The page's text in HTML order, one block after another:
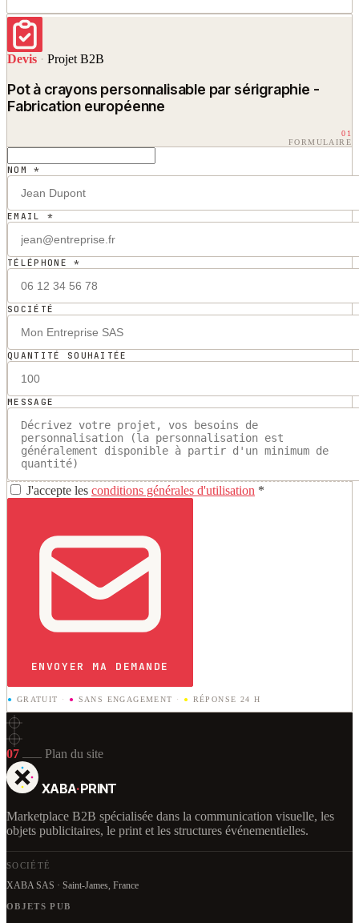
Devis · Projet B2B
Pot à crayons personnalisable par sérigraphie -
Fabrication européenne
01
FORMULAIRE
NOM *
EMAIL *
TÉLÉPHONE *
SOCIÉTÉ
QUANTITÉ SOUHAITÉE
MESSAGE
J'accepte les conditions générales d'utilisation *
ENVOYER MA DEMANDE
● GRATUIT · ● SANS ENGAGEMENT · ● RÉPONSE 24 H
07 Plan du site
XABA·PRINT
Marketplace B2B spécialisée dans la communication visuelle, les
objets publicitaires, le print et les structures événementielles.
SOCIÉTÉ
XABA SAS · Saint-James, France
OBJETS PUB